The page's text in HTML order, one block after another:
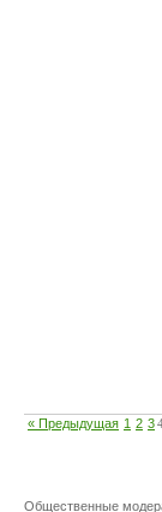
« Предыдущая 1 2 3
Общественные